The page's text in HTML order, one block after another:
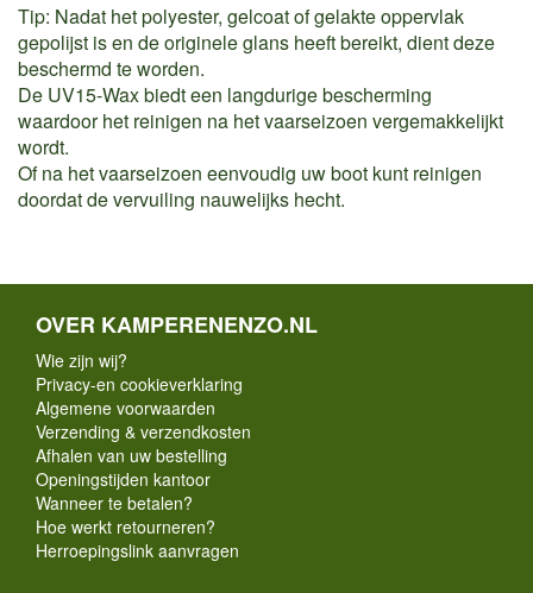
Tip: Nadat het polyester, gelcoat of gelakte oppervlak
gepolijst is en de originele glans heeft bereikt, dient deze
beschermd te worden.
De UV15-Wax biedt een langdurige bescherming
waardoor het reinigen na het vaarseizoen vergemakkelijkt
wordt.
Of na het vaarseizoen eenvoudig uw boot kunt reinigen
doordat de vervuiling nauwelijks hecht.
OVER KAMPERENENZO.NL
Wie zijn wij?
Privacy-en cookieverklaring
Algemene voorwaarden
Verzending & verzendkosten
Afhalen van uw bestelling
Openingstijden kantoor
Wanneer te betalen?
Hoe werkt retourneren?
Herroepingslink aanvragen